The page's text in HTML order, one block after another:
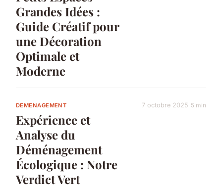
Grandes Idées :
Guide Créatif pour
une Décoration
Optimale et
Moderne
DEMENAGEMENT
Expérience et
Analyse du
Déménagement
Écologique : Notre
Verdict Vert
7 octobre 2025 5 min